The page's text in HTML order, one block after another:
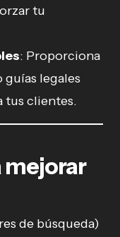
tu
: Proporciona
legales
tus clientes.
mejorar
de búsqueda)